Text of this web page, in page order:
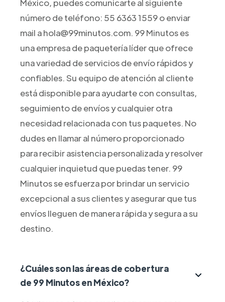
México, puedes comunicarte al siguiente
número de teléfono: 55 6363 1559 o enviar
mail a hola@99minutos.com. 99 Minutos es
una empresa de paquetería líder que ofrece
una variedad de servicios de envío rápidos y
confiables. Su equipo de atención al cliente
está disponible para ayudarte con consultas,
seguimiento de envíos y cualquier otra
necesidad relacionada con tus paquetes. No
dudes en llamar al número proporcionado
para recibir asistencia personalizada y resolver
cualquier inquietud que puedas tener. 99
Minutos se esfuerza por brindar un servicio
excepcional a sus clientes y asegurar que tus
envíos lleguen de manera rápida y segura a su
destino.
¿Cuáles son las áreas de cobertura
de 99 Minutos en México?